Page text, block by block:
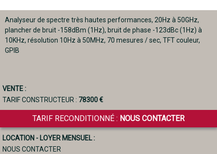
Analyseur de spectre très hautes performances, 20Hz à 50GHz,
plancher de bruit -158dBm (1Hz), bruit de phase -123dBc (1Hz) à
10KHz, résolution 10Hz à 50MHz, 70 mesures / sec, TFT couleur,
GPIB
VENTE :
TARIF CONSTRUCTEUR : 78300 €
TARIF RECONDITIONNÉ : NOUS CONTACTER
LOCATION - LOYER MENSUEL :
NOUS CONTACTER